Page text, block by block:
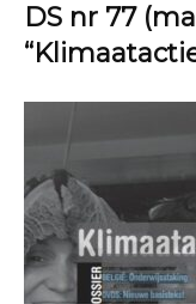
DS nr 77